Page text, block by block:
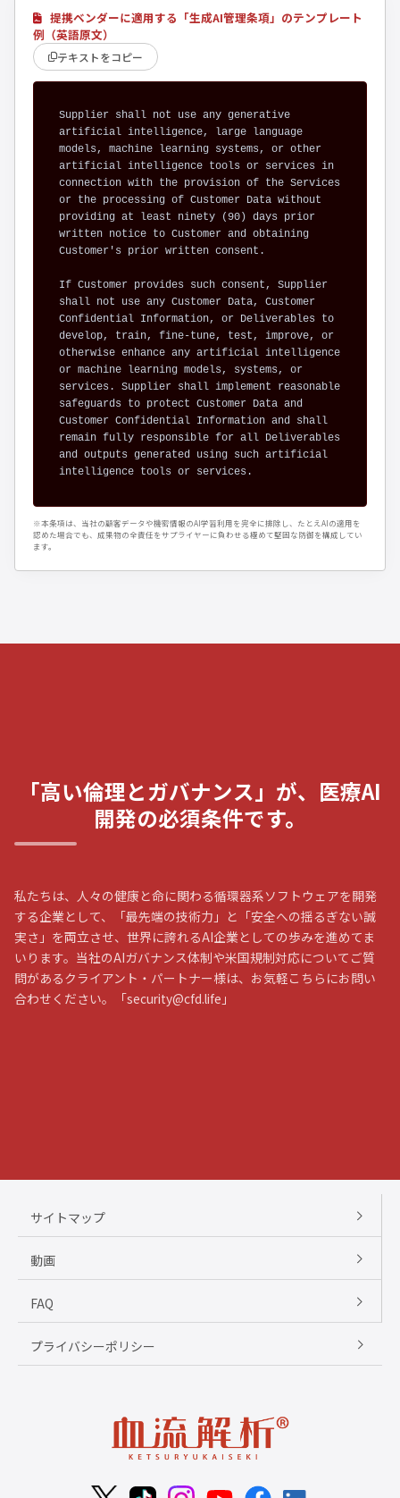
提携ベンダーに適用する「生成AI管理条項」のテンプレート
例（英語原文）
テキストをコピー
Supplier shall not use any generative
artificial intelligence, large language
models, machine learning systems, or other
artificial intelligence tools or services in
connection with the provision of the Services
or the processing of Customer Data without
providing at least ninety (90) days prior
written notice to Customer and obtaining
Customer's prior written consent.
If Customer provides such consent, Supplier
shall not use any Customer Data, Customer
Confidential Information, or Deliverables to
develop, train, fine-tune, test, improve, or
otherwise enhance any artificial intelligence
or machine learning models, systems, or
services. Supplier shall implement reasonable
safeguards to protect Customer Data and
Customer Confidential Information and shall
remain fully responsible for all Deliverables
and outputs generated using such artificial
intelligence tools or services.
※本条項は、当社の顧客データや機密情報のAI学習利用を完全に排除し、たとえAIの適用を
認めた場合でも、成果物の全責任をサプライヤーに負わせる極めて堅固な防御を構成してい
ます。
「高い倫理とガバナンス」が、医療AI
開発の必須条件です。
私たちは、人々の健康と命に関わる循環器系ソフトウェアを開発
する企業として、「最先端の技術力」と「安全への揺るぎない誠
実さ」を両立させ、世界に誇れるAI企業としての歩みを進めてま
いります。当社のAIガバナンス体制や米国規制対応についてご質
問があるクライアント・パートナー様は、お気軽こちらにお問い
合わせください。「security@cfd.life」
サイトマップ
動画
FAQ
プライバシーポリシー